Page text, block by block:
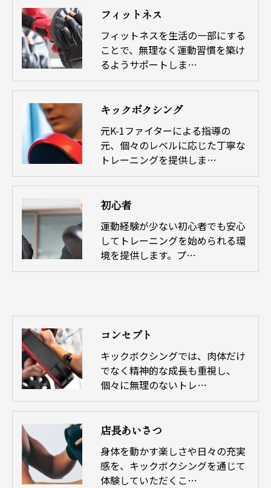
フィットネス
フィットネスを生活の一部にする
ことで、無理なく運動習慣を築け
るようサポートしま…
キックボクシング
元K-1ファイターによる指導の
元、個々のレベルに応じた丁寧な
トレーニングを提供しま…
初心者
運動経験が少ない初心者でも安心
してトレーニングを始められる環
境を提供します。プ…
コンセプト
キックボクシングでは、肉体だけ
でなく精神的な成長も重視し、
個々に無理のないトレ…
店長あいさつ
身体を動かす楽しさや日々の充実
感を、キックボクシングを通じて
体験していただくこ…